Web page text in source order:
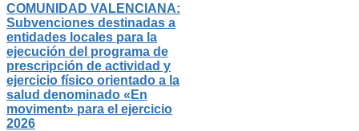
COMUNIDAD VALENCIANA:
Subvenciones destinadas a
entidades locales para la
ejecución del programa de
prescripción de actividad y
ejercicio físico orientado a la
salud denominado «En
moviment» para el ejercicio
2026